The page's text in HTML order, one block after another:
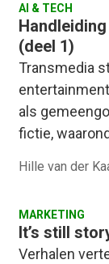
AI & TECH
(deel 1)
Transmedia
als
fictie,
Hille van der
MARKETING
It’s still
Verhalen